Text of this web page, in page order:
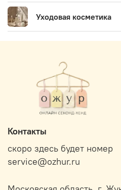
Уходовая косметика
Контакты
скоро здесь будет номер
service@ozhur.ru